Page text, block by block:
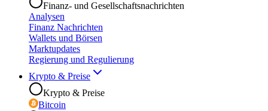
Finanz- und Gesellschaftsnachrichten
Analysen
Finanz Nachrichten
Wallets und Börsen
Marktupdates
Regierung und Regulierung
Krypto & Preise
Krypto & Preise
Bitcoin